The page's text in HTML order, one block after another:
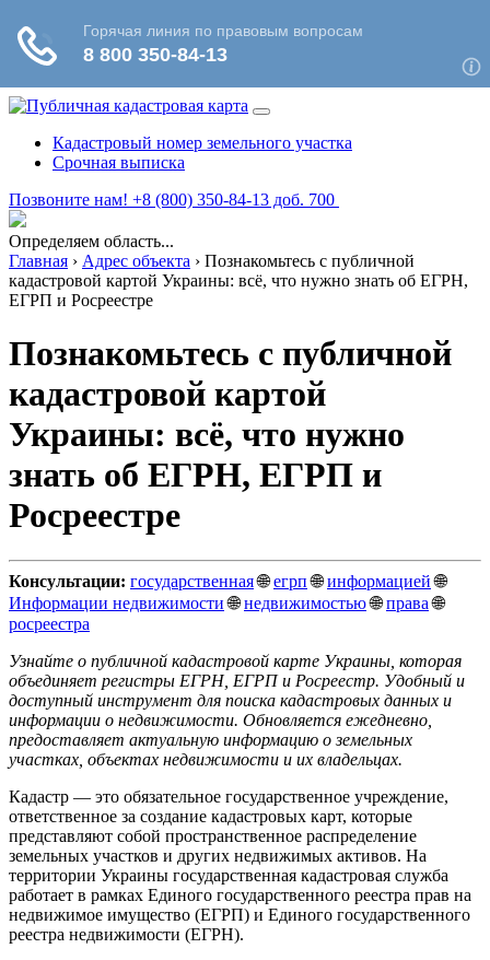
Кадастровый номер земельного участка
Срочная выписка
Позвоните нам! +8 (800) 350-84-13 доб. 700
Определяем область...
Главная › Адрес объекта › Познакомьтесь с публичной
кадастровой картой Украины: всё, что нужно знать об ЕГРН,
ЕГРП и Росреестре
Познакомьтесь с публичной
кадастровой картой
Украины: всё, что нужно
знать об ЕГРН, ЕГРП и
Росреестре
Консультации: государственная🌐егрп🌐информацией🌐
Информации недвижимости🌐недвижимостью🌐права🌐
росреестра
Узнайте о публичной кадастровой карте Украины, которая
объединяет регистры ЕГРН, ЕГРП и Росреестр. Удобный и
доступный инструмент для поиска кадастровых данных и
информации о недвижимости. Обновляется ежедневно,
предоставляет актуальную информацию о земельных
участках, объектах недвижимости и их владельцах.
Кадастр — это обязательное государственное учреждение,
ответственное за создание кадастровых карт, которые
представляют собой пространственное распределение
земельных участков и других недвижимых активов. На
территории Украины государственная кадастровая служба
работает в рамках Единого государственного реестра прав на
недвижимое имущество (ЕГРП) и Единого государственного
реестра недвижимости (ЕГРН).